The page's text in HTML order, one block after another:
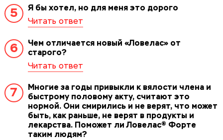
5 Я бы хотел, но для меня это дорого
6
Чем отличается новый «Ловелас» от
старого?
7
Многие за годы привыкли к вялости члена и
быстрому половому акту, считают это
нормой. Они смирились и не верят, что может
быть, как раньше, не верят в продукты и
лекарства. Поможет ли Ловелас® Форте
таким людям?